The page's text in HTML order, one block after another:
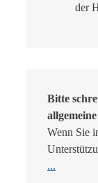
der
Bitte
Wenn Sie
...